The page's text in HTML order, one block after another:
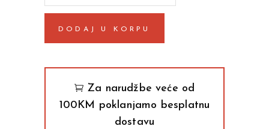
Karaval
1
DODAJ U KORPU
Za narudžbe veće od
100KM poklanjamo besplatnu
dostavu